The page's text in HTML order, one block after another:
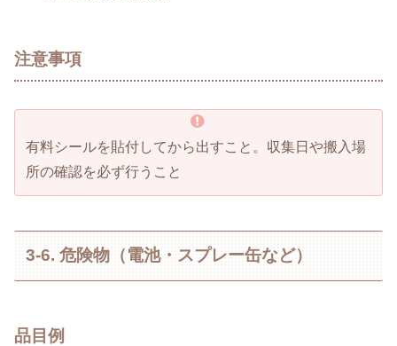
注意事項
有料シールを貼付してから出すこと。収集日や搬入場
所の確認を必ず行うこと
3-6. 危険物（電池・スプレー缶など）
品目例